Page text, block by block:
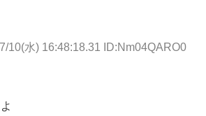
10(水) 16:48:18.31 ID:Nm04QARO0